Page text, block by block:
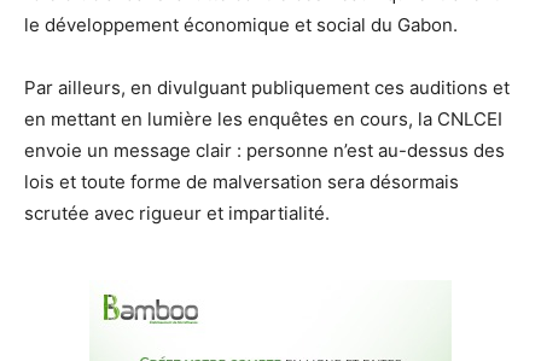
le développement économique et social du Gabon.
Par ailleurs, en divulguant publiquement ces auditions et
en mettant en lumière les enquêtes en cours, la CNLCEI
envoie un message clair : personne n’est au-dessus des
lois et toute forme de malversation sera désormais
scrutée avec rigueur et impartialité.